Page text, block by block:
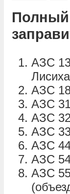
Полный
АЗС
АЗС
АЗС
АЗС
АЗС
АЗС
АЗС
АЗС